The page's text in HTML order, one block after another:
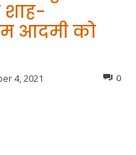
शाह-
आदमी को
4, 2021 0